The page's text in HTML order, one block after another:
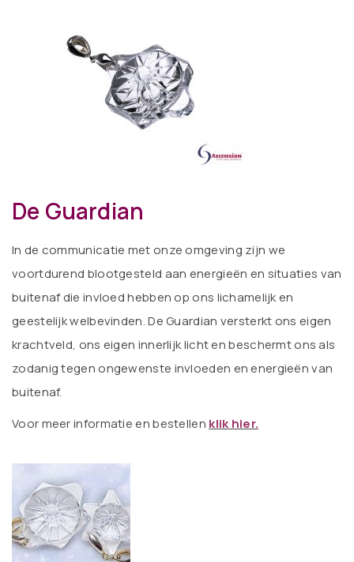
De Guardian
In de communicatie met onze omgeving zijn we
voortdurend blootgesteld aan energieën en situaties van
buitenaf die invloed hebben op ons lichamelijk en
geestelijk welbevinden. De Guardian versterkt ons eigen
krachtveld, ons eigen innerlijk licht en beschermt ons als
zodanig tegen ongewenste invloeden en energieën van
buitenaf.
Voor meer informatie en bestellen klik hier.